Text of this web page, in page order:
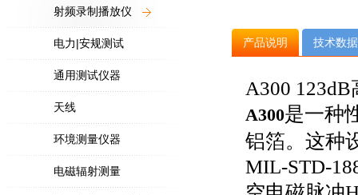
射频录制播放仪
电力|安规测试
通用测试仪器
天线
环境测量仪器
电磁辐射测量
产品说明 技术数据
A300
A300是一种
铝箔。这种
MIL-STD-